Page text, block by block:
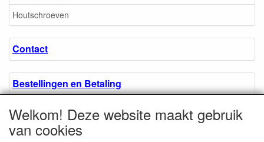
Houtschroeven
Contact
Bestellingen en Betaling
Algemene voorwaarden
Welkom! Deze website maakt gebruik
van cookies